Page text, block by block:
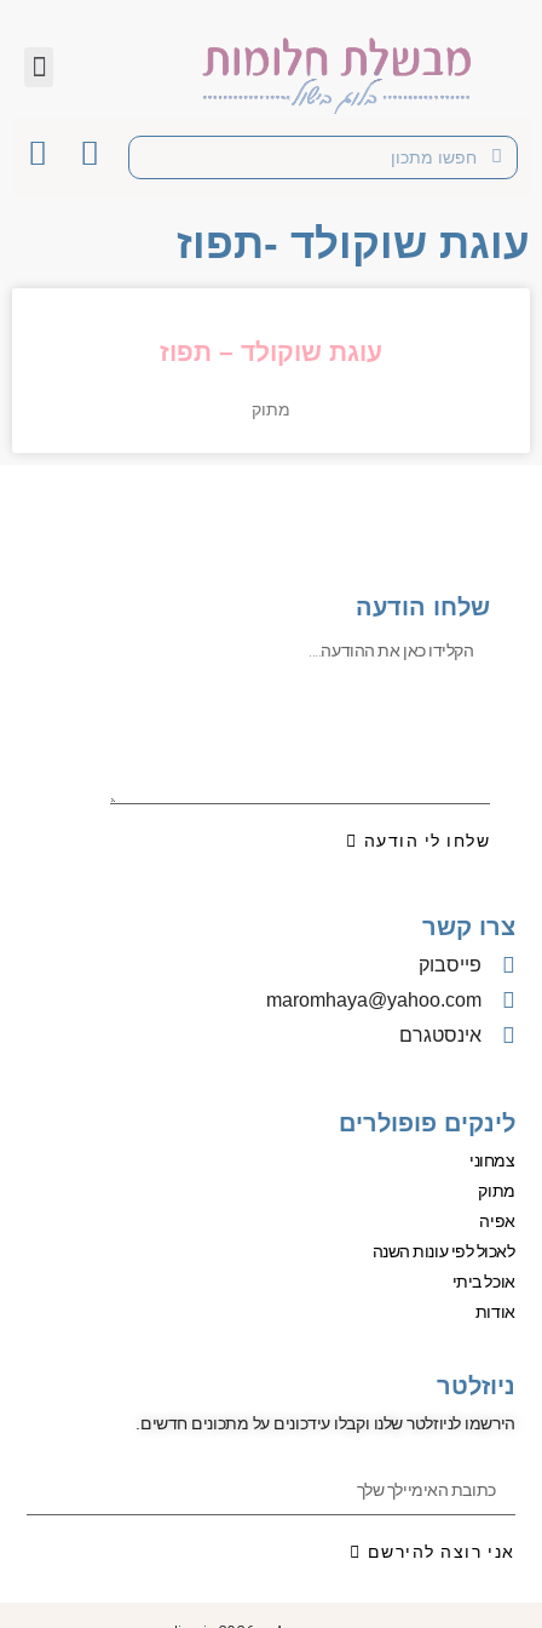
עוגת שוקולד -תפוז
עוגת שוקולד – תפוז
מתוק
שלחו הודעה
שלחו לי הודעה
צרו קשר
פייסבוק
‫maromhaya@yahoo.com
אינסטגרם
לינקים פופולרים
צמחוני
מתוק
אפיה
לאכול לפי עונות השנה
אוכל ביתי
אודות
ניוזלטר
הירשמו לניוזלטר שלנו וקבלו עידכונים על מתכונים חדשים.
אני רוצה להירשם